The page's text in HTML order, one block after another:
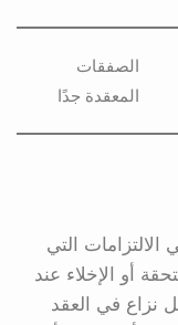
الصفقات
المعقدة جدًا
الالتزامات التي
أو الإخلاء عند
نزاع في العقد